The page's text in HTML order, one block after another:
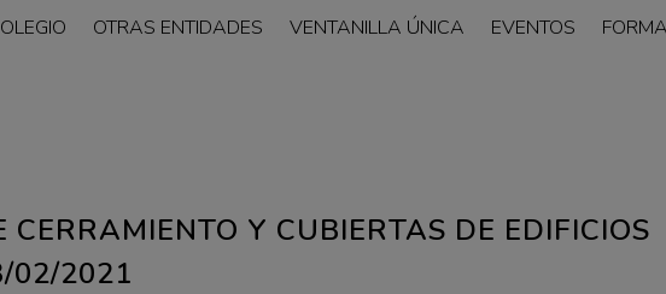
OTRAS ENTIDADES VENTANILLA ÚNICA EVENTOS
CERRAMIENTO Y CUBIERTAS DE EDIFICIOS
02/2021